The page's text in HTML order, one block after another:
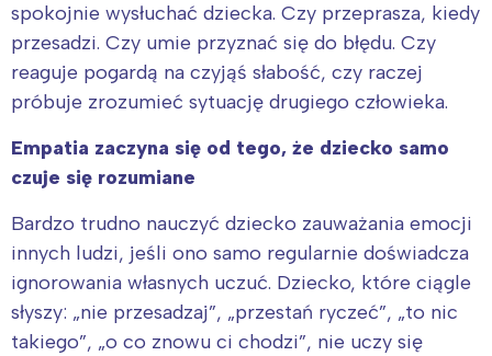
spokojnie wysłuchać dziecka. Czy przeprasza, kiedy
przesadzi. Czy umie przyznać się do błędu. Czy
reaguje pogardą na czyjąś słabość, czy raczej
próbuje zrozumieć sytuację drugiego człowieka.
Empatia zaczyna się od tego, że dziecko samo
czuje się rozumiane
Bardzo trudno nauczyć dziecko zauważania emocji
innych ludzi, jeśli ono samo regularnie doświadcza
ignorowania własnych uczuć. Dziecko, które ciągle
słyszy: „nie przesadzaj”, „przestań ryczeć”, „to nic
takiego”, „o co znowu ci chodzi”, nie uczy się